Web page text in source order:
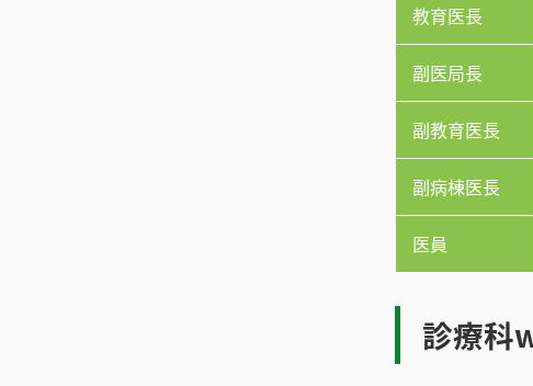
教育医長
副医局長
副教育医長
副病棟医長
医員
診療科